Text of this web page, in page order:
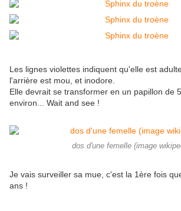
Les lignes violettes indiquent qu'elle est
l'arrière est mou, et inodore.
Elle devrait se transformer en un papillon de
environ... Wait and see !
dos d'une femelle (image
Je vais surveiller sa mue, c'est la 1ère fois
ans !